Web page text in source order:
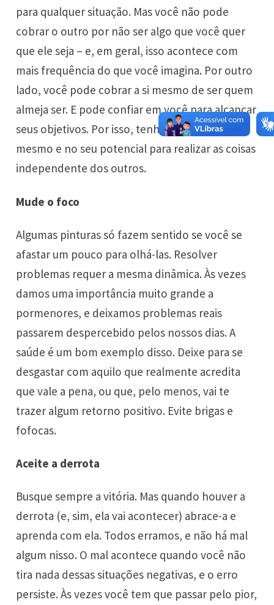
para qualquer situação. Mas você não pode
cobrar o outro por não ser algo que você quer
que ele seja – e, em geral, isso acontece com
mais frequência do que você imagina. Por outro
lado, você pode cobrar a si mesmo de ser quem
almeja ser. E pode confiar em você para alcançar
seus objetivos. Por isso, tenha mais foco em si
mesmo e no seu potencial para realizar as coisas
independente dos outros.
Mude o foco
Algumas pinturas só fazem sentido se você se
afastar um pouco para olhá-las. Resolver
problemas requer a mesma dinâmica. Às vezes
damos uma importância muito grande a
pormenores, e deixamos problemas reais
passarem despercebido pelos nossos dias. A
saúde é um bom exemplo disso. Deixe para se
desgastar com aquilo que realmente acredita
que vale a pena, ou que, pelo menos, vai te
trazer algum retorno positivo. Evite brigas e
fofocas.
Aceite a derrota
Busque sempre a vitória. Mas quando houver a
derrota (e, sim, ela vai acontecer) abrace-a e
aprenda com ela. Todos erramos, e não há mal
algum nisso. O mal acontece quando você não
tira nada dessas situações negativas, e o erro
persiste. Às vezes você tem que passar pelo pior,